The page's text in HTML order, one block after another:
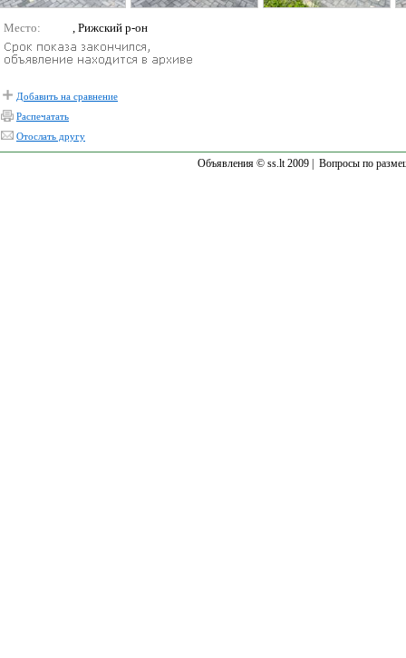
Место: , Рижский р-он
Добавить на сравнение
Распечатать
Отослать другу
Объявления © ss.lt 2009 | Вопросы по